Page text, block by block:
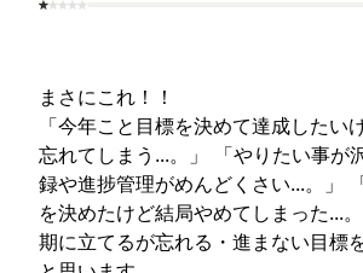
まさにこれ！！
「今年こと目標を決めて達成したい
忘れてしまう...。」 「やりたい事が
録や進捗管理がめんどくさい...。」
を決めたけど結局やめてしまった...
期に立てるが忘れる・進まない目標